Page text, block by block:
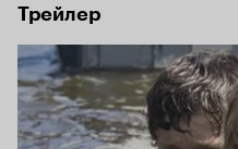
Трейлер